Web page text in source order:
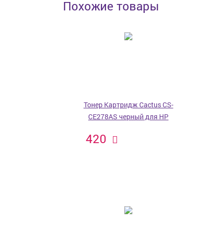
Похожие товары
Тонер Картридж Cactus CS-
CE278AS черный для HP
420